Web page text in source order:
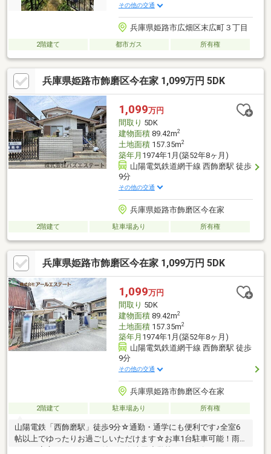
その他の交通
兵庫県姫路市広畑区末広町３丁目
2階建て 都市ガス 所有権
兵庫県姫路市飾磨区今在家 1,099万円 5DK
1,099万円
間取り 5DK
建物面積89.42m2
土地面積157.35m2
築年月 1974年1月(築52年8ヶ月)
山陽電気鉄道網干線 西飾磨駅 徒歩
9分
その他の交通
兵庫県姫路市飾磨区今在家
2階建て 駐車場あり 所有権
兵庫県姫路市飾磨区今在家 1,099万円 5DK
1,099万円
間取り 5DK
建物面積89.42m2
土地面積157.35m2
築年月 1974年1月(築52年8ヶ月)
山陽電気鉄道網干線 西飾磨駅 徒歩
9分
その他の交通
兵庫県姫路市飾磨区今在家
2階建て 駐車場あり 所有権
山陽電鉄「西飾磨駅」徒歩9分☆通勤・通学にも便利です♪全室6
帖以上でゆったりお過ごしいただけます☆お車1台駐車可能！雨